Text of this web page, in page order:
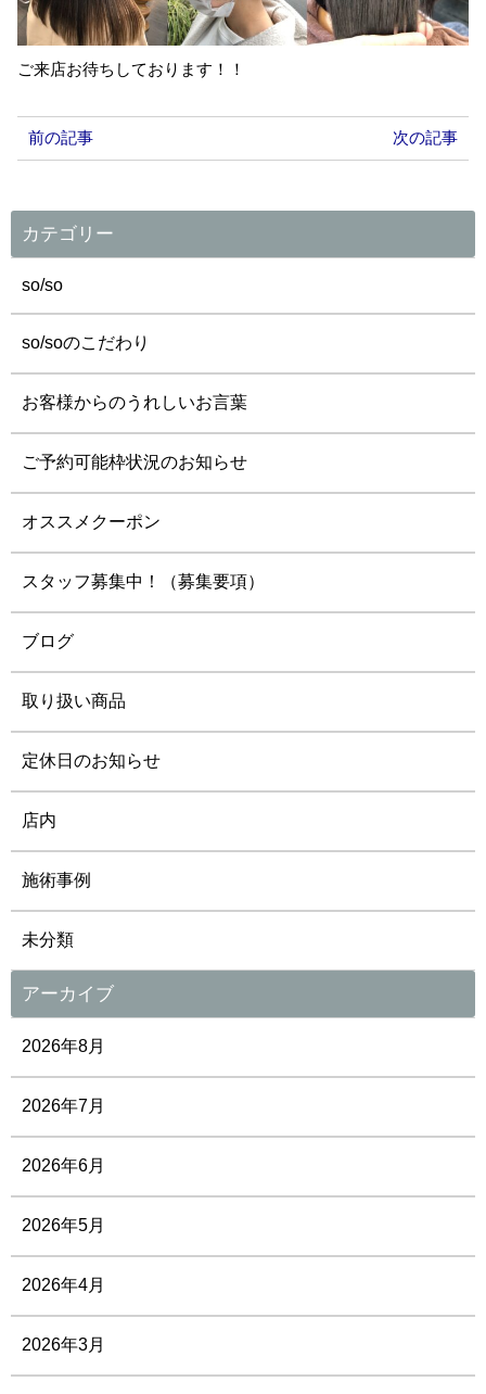
ご来店お待ちしております！！
前の記事 次の記事
カテゴリー
so/so
so/soのこだわり
お客様からのうれしいお言葉
ご予約可能枠状況のお知らせ
オススメクーポン
スタッフ募集中！（募集要項）
ブログ
取り扱い商品
定休日のお知らせ
店内
施術事例
未分類
アーカイブ
2026年8月
2026年7月
2026年6月
2026年5月
2026年4月
2026年3月